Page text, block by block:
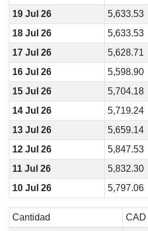
19 Jul 26
5,633.53
18 Jul 26
5,633.53
17 Jul 26
5,628.71
16 Jul 26
5,598.90
15 Jul 26
5,704.18
14 Jul 26
5,719.24
13 Jul 26
5,659.14
12 Jul 26
5,847.53
11 Jul 26
5,832.30
10 Jul 26
5,797.06
Cantidad
CAD